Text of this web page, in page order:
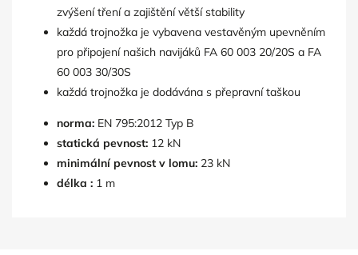
zvýšení tření a zajištění větší stability
každá trojnožka je vybavena vestavěným upevněním
pro připojení našich navijáků FA 60 003 20/20S a FA
60 003 30/30S
každá trojnožka je dodávána s přepravní taškou
norma: EN 795:2012 Typ B
statická pevnost: 12 kN
minimální pevnost v lomu: 23 kN
délka : 1 m